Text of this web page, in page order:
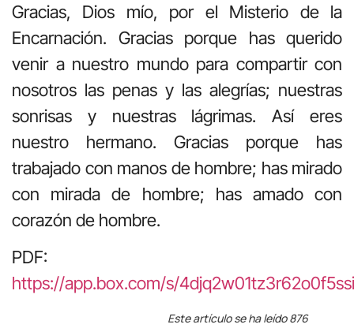
Gracias, Dios mío, por el Misterio de la
Encarnación. Gracias porque has querido
venir a nuestro mundo para compartir con
nosotros las penas y las alegrías; nuestras
sonrisas y nuestras lágrimas. Así eres
nuestro hermano. Gracias porque has
trabajado con manos de hombre; has mirado
con mirada de hombre; has amado con
corazón de hombre.
PDF:
https://app.box.com/s/
Este artículo se ha leído 876